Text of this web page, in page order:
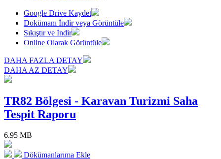
Google Drive Kaydet
Dokümanı İndir veya Görüntüle
Sıkıştır ve İndir
Online Olarak Görüntüle
DAHA FAZLA DETAY
DAHA AZ DETAY
TR82 Bölgesi - Karavan Turizmi Saha
Tespit Raporu
6.95 MB
Dökümanlarıma Ekle